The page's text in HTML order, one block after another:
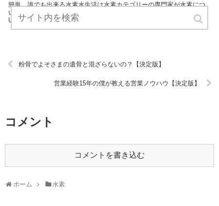
簡単、誰でも出来る水素水生活は水素カテゴリーの専門家が水素につ
いてわかりやすく説明しているサイトです。 気軽にお読みください。
URL:
粉骨でよそさまの遺骨と混ざらないの？【決定版】
営業経験15年の僕が教える営業ノウハウ【決定版】
コメント
コメントを書き込む
ホーム 水素